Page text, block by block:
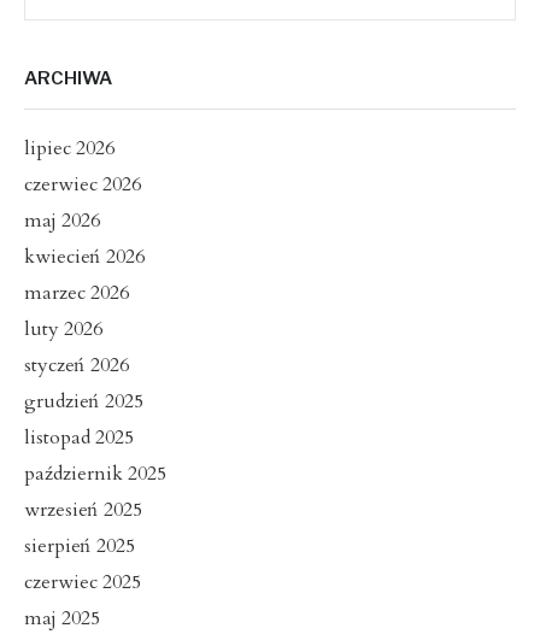
ARCHIWA
lipiec 2026
czerwiec 2026
maj 2026
kwiecień 2026
marzec 2026
luty 2026
styczeń 2026
grudzień 2025
listopad 2025
październik 2025
wrzesień 2025
sierpień 2025
czerwiec 2025
maj 2025